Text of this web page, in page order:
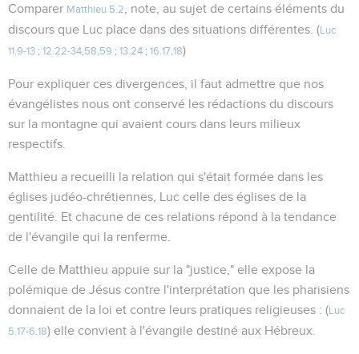
Comparer Matthieu 5.2
, note, au sujet de certains éléments du
discours que Luc place dans des situations différentes. ( Luc
11.9-13 ; 12.22-34 58,59 ; 13.24 ; 16.17,18)
Pour expliquer ces divergences, il faut admettre que nos
évangélistes nous ont conservé les rédactions du discours
sur la montagne qui avaient cours dans leurs milieux
respectifs.
Matthieu a recueilli la relation qui s'était formée dans les
églises judéo-chrétiennes, Luc celle des églises de la
gentilité. Et chacune de ces relations répond à la tendance
de l'évangile qui la renferme.
Celle de Matthieu appuie sur la "justice," elle expose la
polémique de Jésus contre l'interprétation que les pharisiens
donnaient de la loi et contre leurs pratiques religieuses : ( Luc
5.17-6.18) elle convient à l'évangile destiné aux Hébreux.